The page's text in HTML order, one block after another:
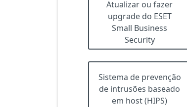
Atualizar ou fazer
upgrade do ESET
Small Business
Security
Sistema de prevenção
de intrusões baseado
em host (HIPS)